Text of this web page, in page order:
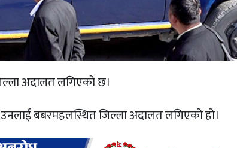
अदालत लगिएको छ।
बबरमहलस्थित जिल्ला अदालत लगिएको हो।